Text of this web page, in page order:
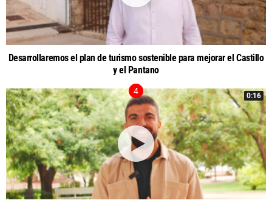
Desarrollaremos el plan de turismo sostenible para mejorar el Castillo
y el Pantano
0:16